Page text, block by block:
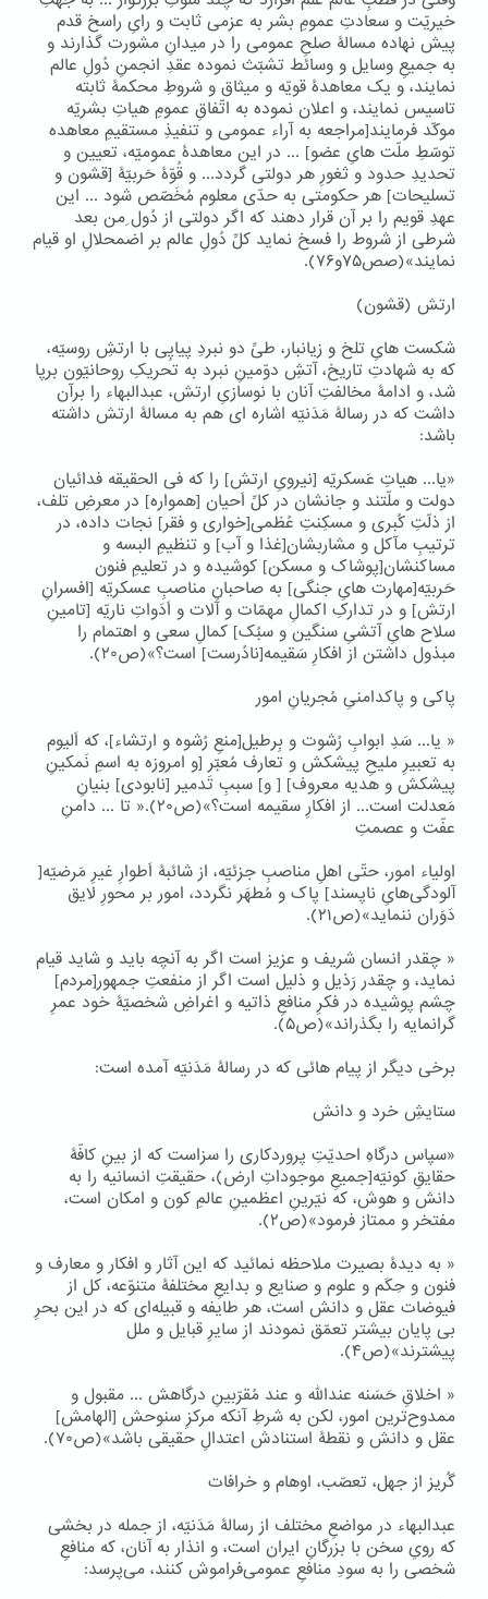
خیریّت و سعادتِ عمومِ بشر به عزمی ثابت و رایِ راسخ قدم
پیش نهاده مسالۀ صلحِ عمومی را در میدانِ مشورت گذارند و
به جمیعِ وسایل و وسائط تشبّث نموده عقدِ انجمنِ دُولِ عالم
نمایند، و یک معاهدۀ قویّه و میثاق و شروطِ محکمۀ ثابته
تاسیس نمایند، و اعلان نموده به اتّفاقِ عمومِ هیاتِ بشریّه
موکّد فرمایند[مراجعه به آراء عمومی و تنفیذِ مستقیمِ معاهده
توسّطِ ملّت هایِ عضو] ... در این معاهدۀ عمومیّه، تعیین و
تحدیدِ حدود و ثغورِ هر دولتی گردد... و قُوّۀ حَربیّۀ [قشون و
تسلیحات] هر حکومتی به حدّی معلوم مُخَصّص شود ... این
عهدِ قویم را بر آن قرار دهند که اگر دولتی از دُول ِمن بعد
شرطی از شروط را فسخ نماید کلِّ دُولِ عالم بر اضمحلالِ او قیام
نمایند»(صص۷۵و۷۶).
ارتش (قشون)
شکست هایِ تلخ و زیانبار، طیِّ دو نبردِ پیاپِی با ارتشِ روسیّه،
که به شهادتِ تاریخ، آتشِ دوّمینِ نبرد به تحریکِ روحانیّون برپا
شد، و ادامۀ مخالفتِ آنان با نوسازیِ ارتش، عبدالبهاء را برآن
داشت که در رسالۀ مَدَنیّه اشاره ای هم به مسالۀ ارتش داشته
باشد:
«یا... هیاتِ عَسکریّه [نیرویِ ارتش] را که فی الحقیقه فدائیان
دولت و ملّتند و جانشان در کلِّ اَحیان [همواره] در معرضِ تلف،
از ذلّتِ کُبری و مسکِنتِ عُظمی[خواری و فقر] نجات داده، در
ترتیبِ مآکل و مشاربشان[غذا و آب] و تنظیمِ البسه و
مساکنشان[پوشاک و مسکن] کوشیده و در تعلیمِ فنون
حَربیّه[مهارت هایِ جنگی] به صاحبانِ مناصبِ عسکریّه [افسرانِ
ارتش] و در تدارکِ اکمالِ مهمّات و آلات و اَدَواتِ ناریّه [تامینِ
سلاح هایِ آتشیِ سنگین و سبُک] کمالِ سعی و اهتمام را
مبذول داشتن از افکارِ سَقیمه[نادُرست] است؟»(ص۲۰).
پاکی و پاکدامنیِ مُجریانِ امور
« یا... سَدِ ابوابِ رُشوت و بِرطیل[منعِ رُشوه و ارتشاء]، که اَلیوم
به تعبیرِ ملیحِ پیشکش و تعارف مُعبّر [و امروزه به اسمِ نَمکینِ
پیشکش و هدیه معروف] [ و] سببِ تَدمیر [نابودی] بنیانِ
مَعدلت است... از افکارِ سقیمه است؟»(ص۲۰).« تا ... دامنِ
عفّت و عصمتِ
اولیاء امور، حتّی اهلِ مناصبِ جزئیّه، از شائبۀ اَطوارِ غیرِ مَرضیّه[
آلودگی‌هایِ ناپسند] پاک و مُطهَر نگردد، امور بر محورِ لایق
دَوَران ننماید»(ص۲۱).
« چقدر انسان شریف و عزیز است اگر به آنچه باید و شاید قیام
نماید، و چقدر رَذیل و ذلیل است اگر از منفعتِ جمهور[مردم]
چشم پوشیده در فکرِ منافعِ ذاتیه و اغراضِ شخصیّۀ خود عمرِ
گرانمایه را بگذراند»(ص۵).
برخی دیگر از پیام هائی که در رسالۀ مَدَنیّه آمده است:
ستایشِ خرد و دانش
«سپاس درگاهِ احدیّتِ پروردکاری را سزاست که از بینِ کافّۀ
حقایقِ کونیّه[جمیعِ موجوداتِ ارض)، حقیقتِ انسانیه را به
دانش و هوش، که نیّرینِ اعظمینِ عالمِ کون و امکان است،
مفتخر و ممتاز فرمود»(ص۲).
« به دیدۀ بصیرت ملاحظه نمائید که این آثار و افکار و معارف و
فنون و حِکَم و علوم و صنایع و بدایعِ مختلفۀ متنوّعه، کل از
فیوضات عقل و دانش است، هر طایفه و قبیله‌ای که در این بحرِ
بی پایان بیشتر تعمّق نمودند از سایرِ قبایل و ملل
پیشترند»(ص۴).
« اخلاقِ حَسَنه عندالله و عند مُقرّبینِ درگاهش ... مقبول و
ممدوح‌ترین امور، لکن به شرطِ آنکه مرکزِ سنوحش [الهامش]
عقل و دانش و نقطۀ استنادش اعتدالِ حقیقی باشد»(ص۷۰).
گُریز از جهل، تعصّب، اوهام و خرافات
عبدالبهاء در مواضعِ مختلف از رسالۀ مَدَنیّه، از جمله در بخشی
که رویِ سخن با بزرگانِ ایران است، و انذار به آنان، که منافعِ
شخصی را به سودِ منافعِ عمومی‌فراموش کنند، می‌پرسد: